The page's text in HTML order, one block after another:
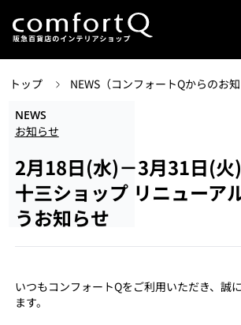
トップ NEWS（コンフォートQからのお知
NEWS
お知らせ
2月18日(水)－3月31日(火)
十三ショップ リニューア
うお知らせ
いつもコンフォートQをご利用いただき、誠
ます。